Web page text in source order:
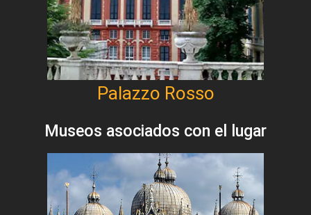
Palazzo Rosso
Museos asociados con el lugar